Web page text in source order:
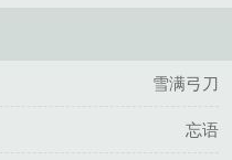
雪满弓刀
忘语